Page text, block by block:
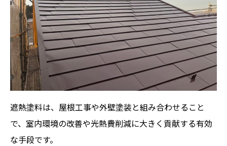
遮熱塗料は、屋根工事や外壁塗装と組み合わせること
で、室内環境の改善や光熱費削減に大きく貢献する有効
な手段です。